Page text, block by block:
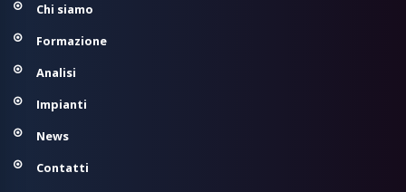
Chi siamo
Formazione
Analisi
Impianti
News
Contatti